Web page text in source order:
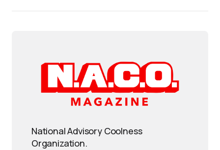
National Advisory Coolness
Organization.